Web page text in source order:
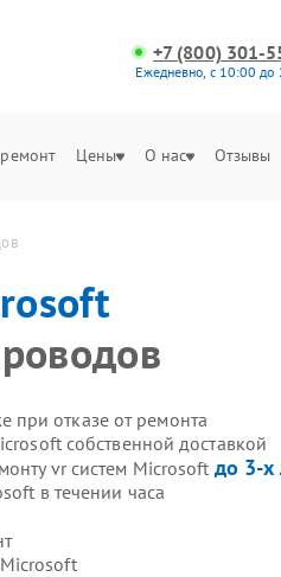
+7 (800) 301-
Ежедневно, с 10:00 до
Цены О нас Отзывы
при отказе от ремонта
собственной доставкой
vr систем Microsoft до 3-х
в течении часа